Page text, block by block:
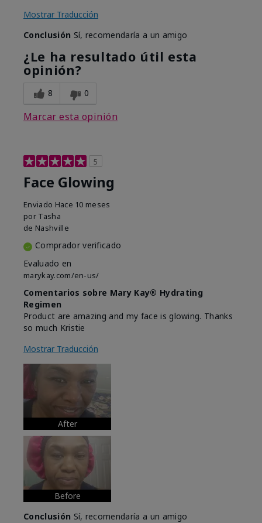
Mostrar Traducción
Conclusión Sí, recomendaría a un amigo
¿Le ha resultado útil esta
opinión?
8 0
Marcar esta opinión
5
Face Glowing
Enviado Hace 10 meses
por Tasha
de Nashville
Comprador verificado
Evaluado en
marykay.com/en-us/
Comentarios sobre Mary Kay® Hydrating
Regimen
Product are amazing and my face is glowing. Thanks
so much Kristie
Mostrar Traducción
After
Before
Conclusión Sí, recomendaría a un amigo